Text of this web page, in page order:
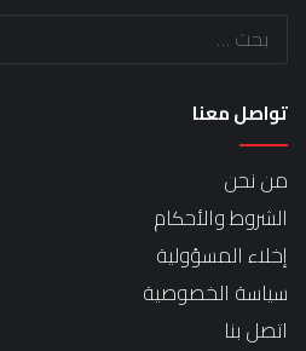
تواصل معنا
من نحن
الشروط والأحكام
إخلاء المسؤولية
سياسة الخصوصية
اتصل بنا